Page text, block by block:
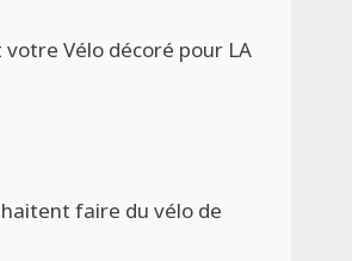
Vélo décoré pour LA
faire du vélo de